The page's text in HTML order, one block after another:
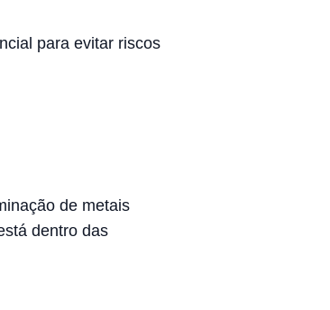
para evitar riscos
de metais
dentro das